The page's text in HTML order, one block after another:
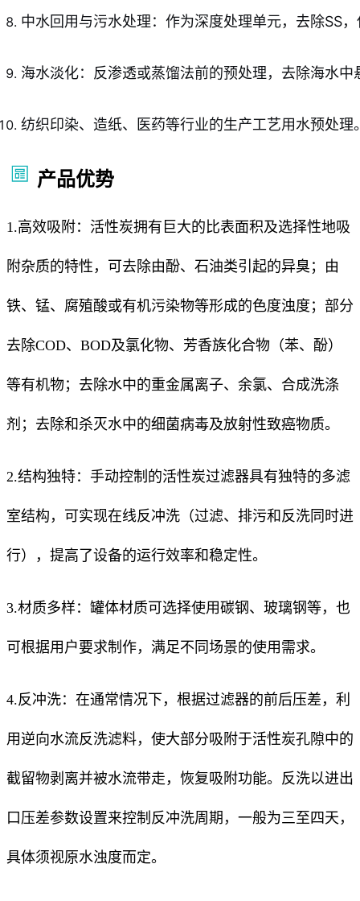
中水回用与污水处理：作为深度处理单元，去除SS
海水淡化：反渗透或蒸馏法前的预处理，去除海水中
纺织印染、造纸、医药等行业的生产工艺用水预处理
产品优势
1.高效吸附：活性炭拥有巨大的比表面积及选择性地吸
附杂质的特性，可去除由酚、石油类引起的异臭；由
铁、锰、腐殖酸或有机污染物等形成的色度浊度；部分
去除COD、BOD及氯化物、芳香族化合物（苯、酚）
等有机物；去除水中的重金属离子、余氯、合成洗涤
剂；去除和杀灭水中的细菌病毒及放射性致癌物质。
2.结构独特：手动控制的活性炭过滤器具有独特的多滤
室结构，可实现在线反冲洗（过滤、排污和反洗同时进
行），提高了设备的运行效率和稳定性。
3.材质多样：罐体材质可选择使用碳钢、玻璃钢等，也
可根据用户要求制作，满足不同场景的使用需求。
4.反冲洗：在通常情况下，根据过滤器的前后压差，利
用逆向水流反洗滤料，使大部分吸附于活性炭孔隙中的
截留物剥离并被水流带走，恢复吸附功能。反洗以进出
口压差参数设置来控制反冲洗周期，一般为三至四天，
具体须视原水浊度而定。